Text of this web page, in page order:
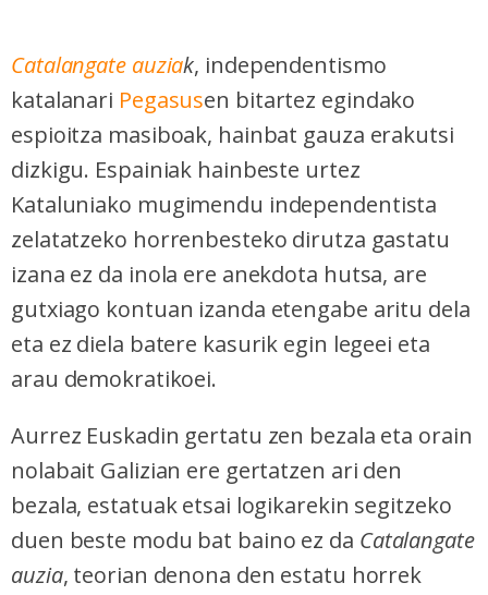
Catalangate auziak, independentismo
katalanari Pegasusen bitartez egindako
espioitza masiboak, hainbat gauza erakutsi
dizkigu. Espainiak hainbeste urtez
Kataluniako mugimendu independentista
zelatatzeko horrenbesteko dirutza gastatu
izana ez da inola ere anekdota hutsa, are
gutxiago kontuan izanda etengabe aritu dela
eta ez diela batere kasurik egin legeei eta
arau demokratikoei.
Aurrez Euskadin gertatu zen bezala eta orain
nolabait Galizian ere gertatzen ari den
bezala, estatuak etsai logikarekin segitzeko
duen beste modu bat baino ez da Catalangate
auzia, teorian denona den estatu horrek